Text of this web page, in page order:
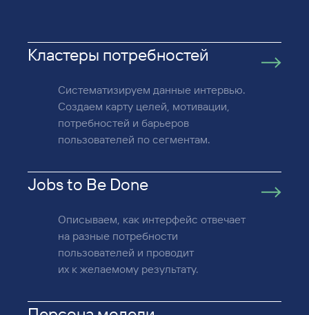
Кластеры потребностей
Систематизируем данные интервью.
Создаем карту целей, мотивации,
потребностей и барьеров
пользователей по сегментам.
Jobs to Be Done
Описываем, как интерфейс отвечает
на разные потребности
пользователей и проводит
их к желаемому результату.